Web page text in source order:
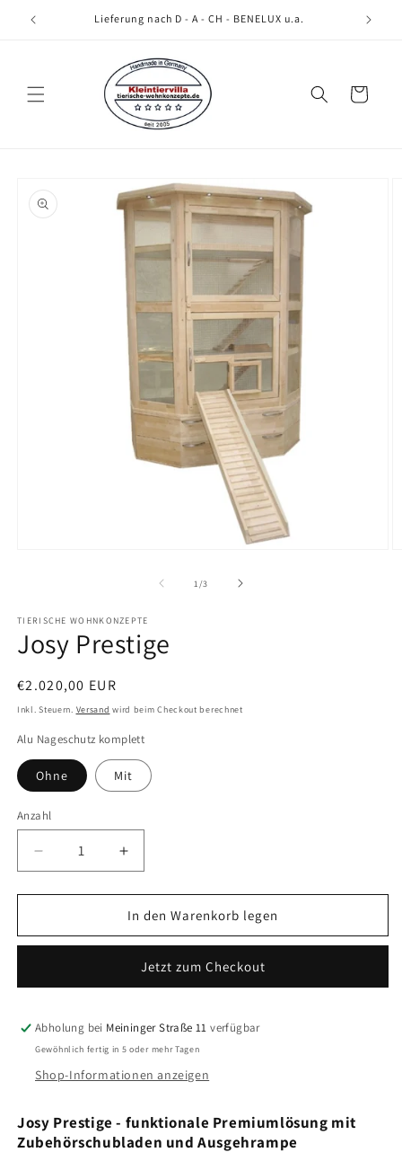
zum
Lieferung nach D - A - CH - BENELUX u.a.
Warenkorb
1/von
3
TIERISCHE WOHNKONZEPTE
Josy Prestige
Normaler
Preis
€2.020,00 EUR
Inkl. Steuern. Versand wird beim Checkout berechnet
Alu Nageschutz komplett
Ohne Mit
Anzahl
Verringere
die
Menge
Josy
Erhöhe
die
Menge
für
Josy
In den Warenkorb legen
Jetzt zum Checkout
Abholung bei Meininger Straße 11 verfügbar
Gewöhnlich fertig in 5 oder mehr Tagen
Shop-Informationen anzeigen
Josy Prestige - funktionale Premiumlösung mit
Zubehörschubladen und Ausgehrampe